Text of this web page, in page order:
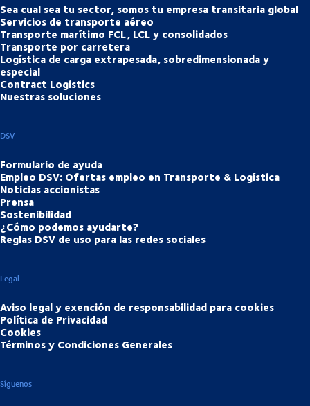
Sea cual sea tu sector, somos tu empresa transitaria global
Servicios de transporte aéreo
Transporte marítimo FCL, LCL y consolidados
Transporte por carretera
Logística de carga extrapesada, sobredimensionada y
especial
Contract Logistics
Nuestras soluciones
DSV
Formulario de ayuda
Empleo DSV: Ofertas empleo en Transporte & Logística
Noticias accionistas
Prensa
Sostenibilidad
¿Cómo podemos ayudarte?
Reglas DSV de uso para las redes sociales
Legal
Aviso legal y exención de responsabilidad para cookies
Política de Privacidad
Cookies
Términos y Condiciones Generales
Síguenos